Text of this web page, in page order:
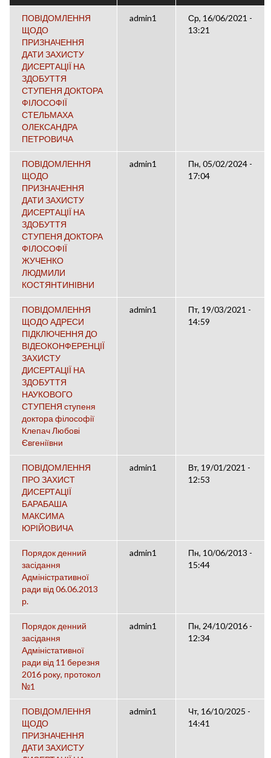
ПОВІДОМЛЕННЯ
ЩОДО
ПРИЗНАЧЕННЯ
ДАТИ ЗАХИСТУ
ДИСЕРТАЦІЇ НА
ЗДОБУТТЯ
СТУПЕНЯ ДОКТОРА
ФІЛОСОФІЇ
СТЕЛЬМАХА
ОЛЕКСАНДРА
ПЕТРОВИЧА
admin1
Ср, 16/06/2021 -
13:21
ПОВІДОМЛЕННЯ
ЩОДО
ПРИЗНАЧЕННЯ
ДАТИ ЗАХИСТУ
ДИСЕРТАЦІЇ НА
ЗДОБУТТЯ
СТУПЕНЯ ДОКТОРА
ФІЛОСОФІЇ
ЖУЧЕНКО
ЛЮДМИЛИ
КОСТЯНТИНІВНИ
admin1
Пн, 05/02/2024 -
17:04
ПОВІДОМЛЕННЯ
ЩОДО АДРЕСИ
ПІДКЛЮЧЕННЯ ДО
ВІДЕОКОНФЕРЕНЦІЇ
ЗАХИСТУ
ДИСЕРТАЦІЇ НА
ЗДОБУТТЯ
НАУКОВОГО
СТУПЕНЯ ступеня
доктора філософії
Клепач Любові
Євгеніївни
admin1
Пт, 19/03/2021 -
14:59
ПОВІДОМЛЕННЯ
ПРО ЗАХИСТ
ДИСЕРТАЦІЇ
БАРАБАША
МАКСИМА
ЮРІЙОВИЧА
admin1
Вт, 19/01/2021 -
12:53
Порядок денний
засідання
Адміністративної
ради від 06.06.2013
р.
admin1
Пн, 10/06/2013 -
15:44
Порядок денний
засідання
Адміністативної
ради від 11 березня
2016 року, протокол
№1
admin1
Пн, 24/10/2016 -
12:34
ПОВІДОМЛЕННЯ
ЩОДО
ПРИЗНАЧЕННЯ
ДАТИ ЗАХИСТУ
admin1
Чт, 16/10/2025 -
14:41